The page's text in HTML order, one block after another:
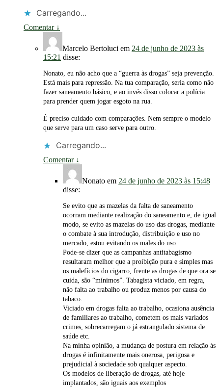
Carregando...
Comentar ↓
Marcelo Bertoluci em 24 de junho de 2023 às
15:21 disse:
Nonato, eu não acho que a “guerra às drogas” seja prevenção.
Está mais para repressão. Na tua comparação, seria como não
fazer saneamento básico, e ao invés disso colocar a polícia
para prender quem jogar esgoto na rua.
É preciso cuidado com comparações. Nem sempre o modelo
que serve para um caso serve para outro.
Carregando...
Comentar ↓
Nonato em 24 de junho de 2023 às 15:48
disse:
Se evito que as mazelas da falta de saneamento
ocorram mediante realização do saneamento e, de igual
modo, se evito as mazelas do uso das drogas, mediante
o combate à sua introdução, distribuição e uso no
mercado, estou evitando os males do uso.
Pode-se dizer que as campanhas antitabagismo
resultaram melhor que a proibição pura e simples mas
os malefícios do cigarro, frente as drogas de que ora se
cuida, são “mínimos”. Tabagista viciado, em regra,
não falta ao trabalho ou produz menos por causa do
tabaco.
Viciado em drogas falta ao trabalho, ocasiona ausência
de familiares ao trabalho, cometem os mais variados
crimes, sobrecarregam o já estrangulado sistema de
saúde etc.
Na minha opinião, a mudança de postura em relação às
drogas é infinitamente mais onerosa, perigosa e
prejudicial à sociedade sob qualquer aspecto.
Os modelos de liberação de drogas, até hoje
implantados, são iguais aos exemplos